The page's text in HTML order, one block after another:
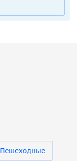
Пешеходные